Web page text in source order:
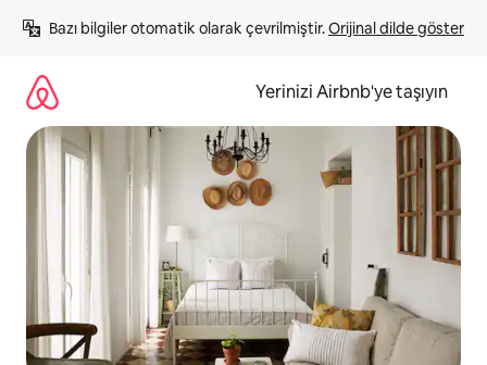
atla
Bazı bilgiler otomatik olarak çevrilmiştir. Orijinal dilde göster
Yerinizi Airbnb'ye taşıyın